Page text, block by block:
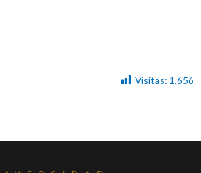
Visitas: 1.656